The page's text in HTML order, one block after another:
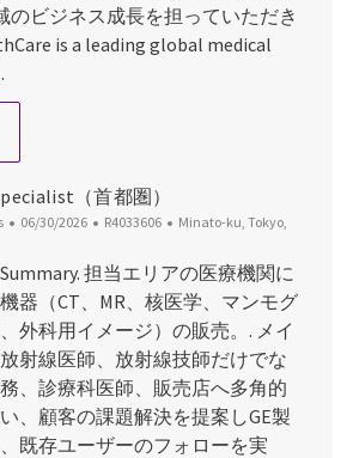
のビジネス成長を担っていただき
is a leading global medical
Visualization Segment
（首都圏）
Posted Date
06/30/2026 Job Id
R4033606 Location
Minato-ku, Tokyo,
担当エリアの医療機関に
器（CT、MR、核医学、マンモグ
外科用イメージ）の販売。. メイ
射線医師、放射線技師だけでな
、診療科医師、販売店へ多角的
、顧客の課題解決を提案しGE製
既存ユーザーのフォローを実